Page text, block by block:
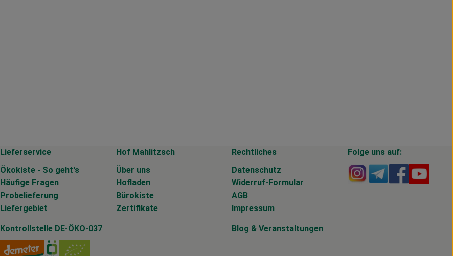
Lieferservice
Ökokiste - So geht's
Häufige Fragen
Probelieferung
Liefergebiet
Hof Mahlitzsch
Über uns
Hofladen
Bürokiste
Zertifikate
Rechtliches
Datenschutz
Widerruf-Formular
AGB
Impressum
Folge uns auf:
Externer Link zu
Externer Link
Externer
Kontrollstelle DE-ÖKO-037 Blog & Veranstaltungen